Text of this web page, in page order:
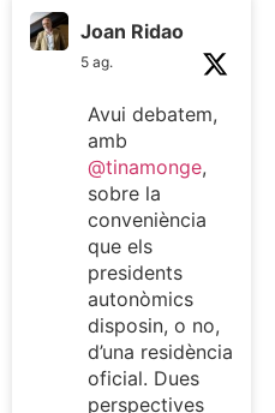
Joan Ridao
5 ag.
Avui debatem,
amb
@tinamonge,
sobre la
conveniència
que els
presidents
autonòmics
disposin, o no,
d’una residència
oficial. Dues
perspectives